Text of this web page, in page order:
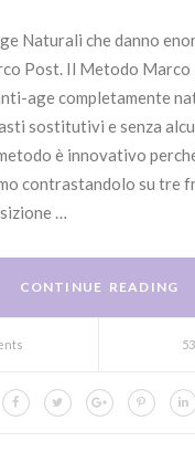
Naturali che danno
Post. Il Metodo
age completamente
sostitutivi e senza
è innovativo
contrastandolo su tre
…
CONTINUE READING